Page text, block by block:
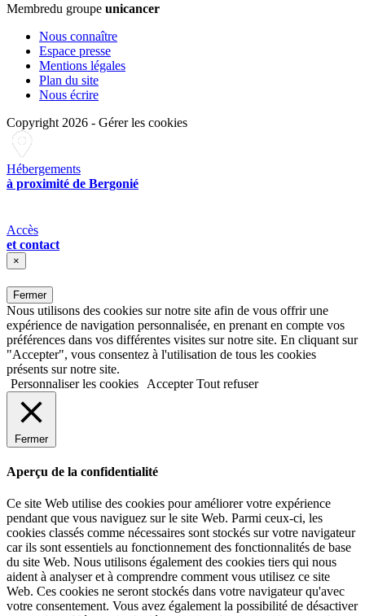
Membredu groupe unicancer
Nous connaître
Espace presse
Mentions légales
Plan du site
Nous écrire
Copyright 2026 - Gérer les cookies
Hébergements
à proximité de Bergonié
Accès
et contact
×
Fermer
Nous utilisons des cookies sur notre site afin de vous offrir une
expérience de navigation personnalisée, en prenant en compte vos
préférences dans vos différentes visites sur notre site. En cliquant sur
"Accepter", vous consentez à l'utilisation de tous les cookies
présents sur notre site.
Personnaliser les cookies
Accepter Tout refuser
Fermer
Aperçu de la confidentialité
Ce site Web utilise des cookies pour améliorer votre expérience
pendant que vous naviguez sur le site Web. Parmi ceux-ci, les
cookies classés comme nécessaires sont stockés sur votre navigateur
car ils sont essentiels au fonctionnement des fonctionnalités de base
du site Web. Nous utilisons également des cookies tiers qui nous
aident à analyser et à comprendre comment vous utilisez ce site
Web. Ces cookies ne seront stockés dans votre navigateur qu'avec
votre consentement. Vous avez également la possibilité de désactiver